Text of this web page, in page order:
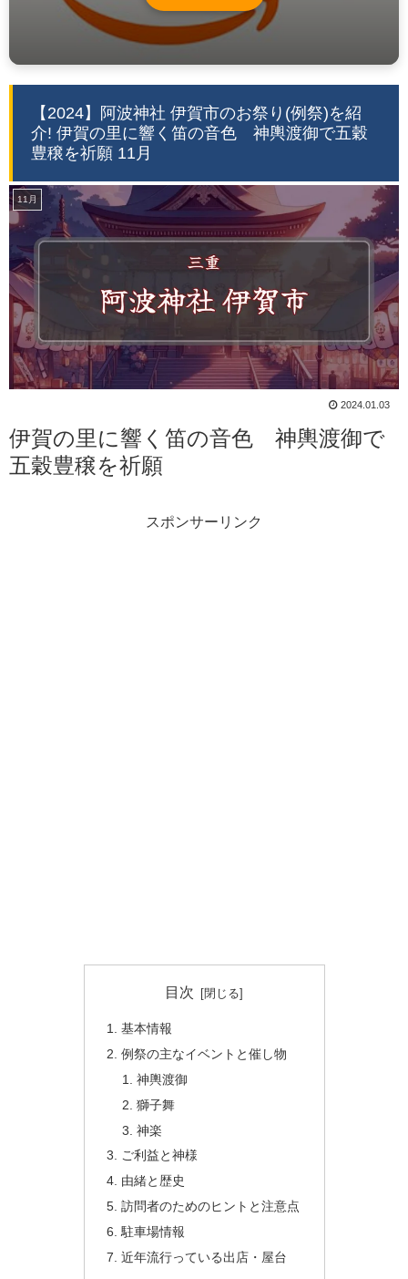
【2024】阿波神社 伊賀市のお祭り(例祭)を紹
介! 伊賀の里に響く笛の音色 神輿渡御で五穀
豊穣を祈願 11月
11月
2024.01.03
伊賀の里に響く笛の音色 神輿渡御で
五穀豊穣を祈願
スポンサーリンク
目次
基本情報
例祭の主なイベントと催し物
神輿渡御
獅子舞
神楽
ご利益と神様
由緒と歴史
訪問者のためのヒントと注意点
駐車場情報
近年流行っている出店・屋台